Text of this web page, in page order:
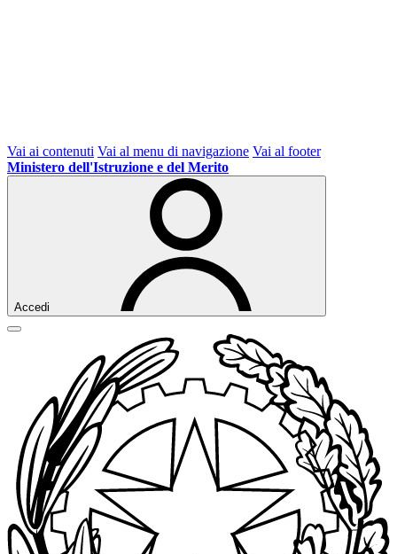
Vai ai contenuti Vai al menu di navigazione Vai al footer
Ministero dell'Istruzione e del Merito
Accedi